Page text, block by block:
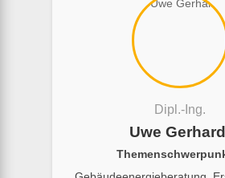
Dipl.-Ing.
Uwe